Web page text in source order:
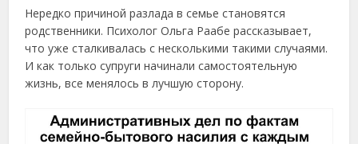
Нередко причиной разлада в семье становятся
родственники. Психолог Ольга Раабе рассказывает,
что уже сталкивалась с несколькими такими случаями.
И как только супруги начинали самостоятельную
жизнь, все менялось в лучшую сторону.